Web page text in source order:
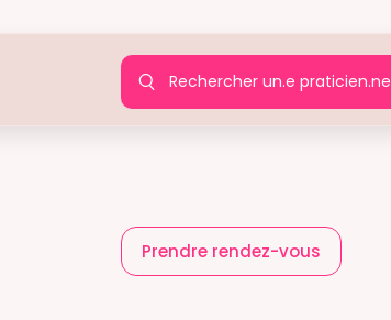
Rechercher un.e praticien.ne
Prendre rendez-vous